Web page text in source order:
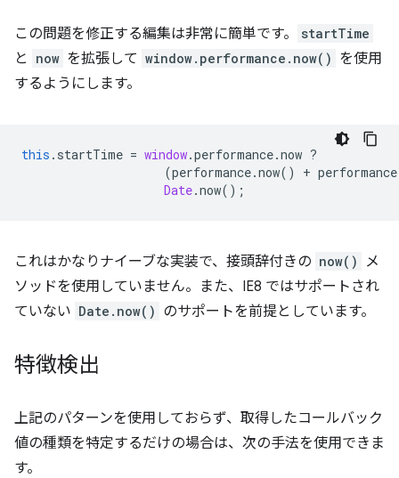
この問題を修正する編集は非常に簡単です。 startTime
と now を拡張して window.performance.now() を使用
するようにします。
this . startTime = window.performance.now ?
(performance.now() + performance
Date.now();
これはかなりナイーブな実装で、接頭辞付きの now()
メ
ソッドを使用していません。また、IE8 ではサポートされ
ていない Date.now() のサポートを前提としています。
特徴検出
上記のパターンを使用しておらず、取得したコールバック
値の種類を特定するだけの場合は、次の手法を使用できま
す。